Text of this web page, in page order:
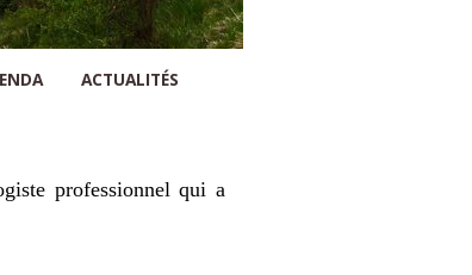
ACTUALITÉS
professionnel qui a